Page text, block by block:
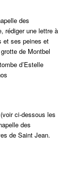
des
rédigerune lettre à
et ses peines et
de Montbel
d’Estelle
ci-dessous les
des
de Saint Jean.